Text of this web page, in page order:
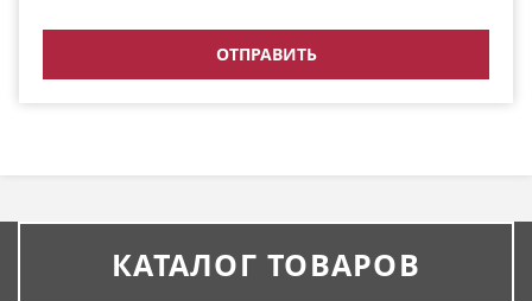
КАТАЛОГ ТОВАРОВ